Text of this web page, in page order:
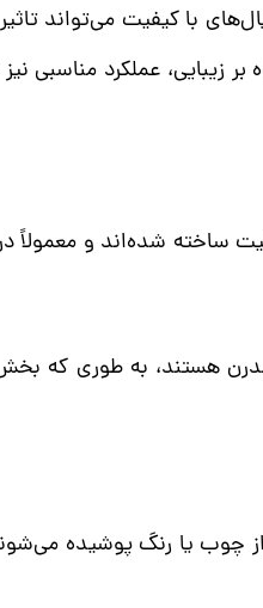
با کیفیت می‌تواند
زیبایی، عملکرد مناسبی
ساخته شده‌اند و
مدرن هستند، به طوری